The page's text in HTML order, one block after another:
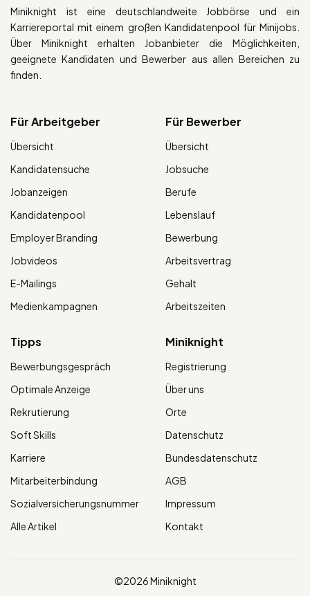
Miniknight ist eine deutschlandweite Jobbörse und ein
Karriereportal mit einem großen Kandidatenpool für Minijobs.
Über Miniknight erhalten Jobanbieter die Möglichkeiten,
geeignete Kandidaten und Bewerber aus allen Bereichen zu
finden.
Für Arbeitgeber
Übersicht
Kandidatensuche
Jobanzeigen
Kandidatenpool
Employer Branding
Jobvideos
E-Mailings
Medienkampagnen
Für Bewerber
Übersicht
Jobsuche
Berufe
Lebenslauf
Bewerbung
Arbeitsvertrag
Gehalt
Arbeitszeiten
Tipps
Bewerbungsgespräch
Optimale Anzeige
Rekrutierung
Soft Skills
Karriere
Mitarbeiterbindung
Sozialversicherungsnummer
Alle Artikel
Miniknight
Registrierung
Über uns
Orte
Datenschutz
Bundesdatenschutz
AGB
Impressum
Kontakt
©2026 Miniknight